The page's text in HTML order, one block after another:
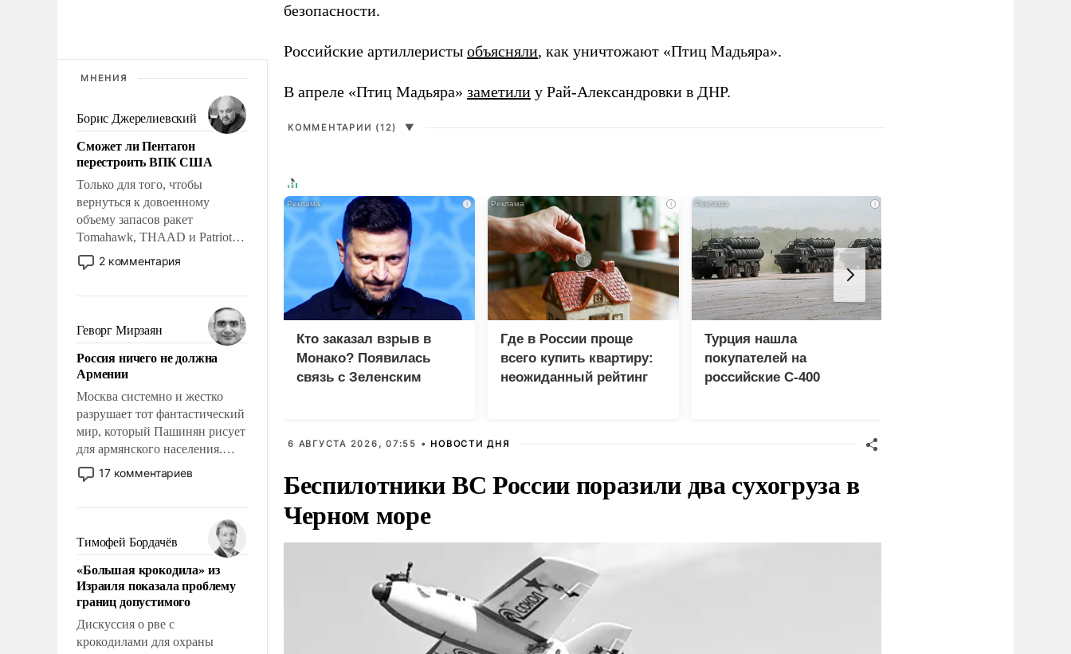
МНЕНИЯ
Борис Джерелиевский
Сможет ли Пентагон
перестроить ВПК США
Только для того, чтобы
вернуться к довоенному
объему запасов ракет
Tomahawk, THAAD и Patriot
США потребуется более трех
лет. Даже небольшая война с
Сложившаяся ситуация
означает многолетний период
уязвимости США, например,
перед Китаем.
2 комментария
Геворг Мирзаян
Россия ничего не должна
Армении
Москва системно и жестко
разрушает тот фантастический
мир, который Пашинян рисует
для армянского населения.
Мир, где политические
прожекты будут безусловно
налогоплательщиков и где
Еревану за свои поступки не
нужно отвечать.
17 комментариев
Тимофей Бордачёв
«Большая крокодила» из
Израиля показала проблему
границ допустимого
Дискуссия о рве с
крокодилами для охраны
безопасности.
Российские артиллеристы объясняли, как уничтожают «Птиц Мадьяра».
В апреле «Птиц Мадьяра» заметили у Рай-Александровки в ДНР.
КОММЕНТАРИИ (12) ▼
i
Кто заказал взрыв в
Монако? Появилась
связь с Зеленским
i
Где в России проще
всего купить квартиру:
неожиданный рейтинг
i
Турция нашла
покупателей на
российские C-400
6 АВГУСТА 2026, 07:55 • НОВОСТИ ДНЯ
Беспилотники ВС России поразили два сухогруза в
Черном море